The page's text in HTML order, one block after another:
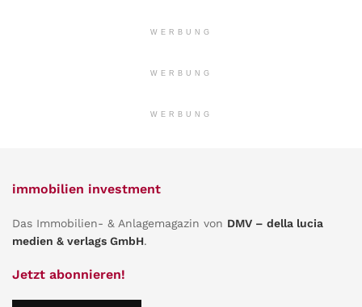
WERBUNG
WERBUNG
WERBUNG
immobilien investment
Das Immobilien- & Anlagemagazin von DMV – della lucia
medien & verlags GmbH.
Jetzt abonnieren!